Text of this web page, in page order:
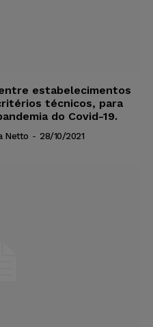
estabelecimentos
técnicos, para
do Covid-19.
Netto - 28/10/2021